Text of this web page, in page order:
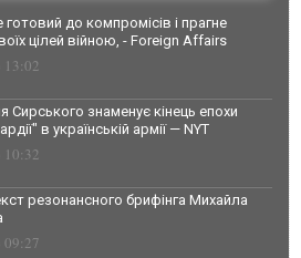
до компромісів і прагне
цілей війною, - Foreign Affairs
13:02
Сирського знаменує кінець епохи
в українській армії — NYT
10:32
резонансного брифінга Михайла
09:27